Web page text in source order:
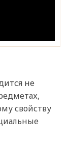
не
свойству